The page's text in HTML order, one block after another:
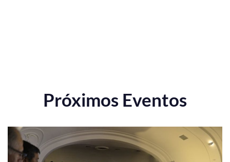
Próximos Eventos